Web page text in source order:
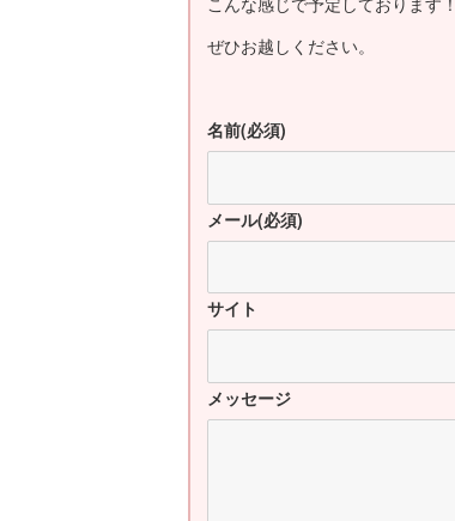
ぜひお越しください。
名前(必須)
メール(必須)
サイト
メッセージ